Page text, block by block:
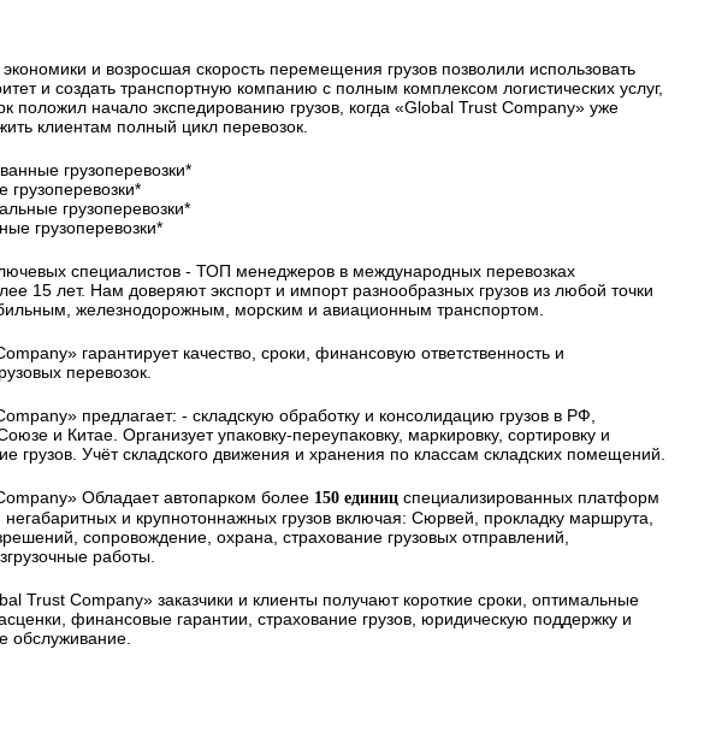
и возросшая скорость перемещения грузов позволили использовать
и создать транспортную компанию с полным комплексом логистических услуг,
положил начало экспедированию грузов, когда «Global Trust Company» уже
клиентам полный цикл перевозок.
грузоперевозки*
грузоперевозки*
грузоперевозки*
специалистов - ТОП менеджеров в международных перевозках
15 лет. Нам доверяют экспорт и импорт разнообразных грузов из любой точки
железнодорожным, морским и авиационным транспортом.
гарантирует качество, сроки, финансовую ответственность и
перевозок.
предлагает: - складскую обработку и консолидацию грузов в РФ,
и Китае. Организует упаковку-переупаковку, маркировку, сортировку и
грузов. Учёт складского движения и хранения по классам складских помещений.
Обладает автопарком более 150 единиц специализированных платформ
негабаритных и крупнотоннажных грузов включая: Сюрвей, прокладку маршрута,
сопровождение, охрана, страхование грузовых отправлений,
работы.
Trust Company» заказчики и клиенты получают короткие сроки, оптимальные
финансовые гарантии, страхование грузов, юридическую поддержку и
обслуживание.